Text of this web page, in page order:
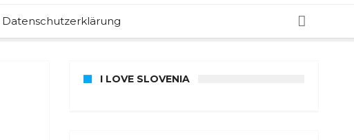
Datenschutzerklärung
I LOVE SLOVENIA